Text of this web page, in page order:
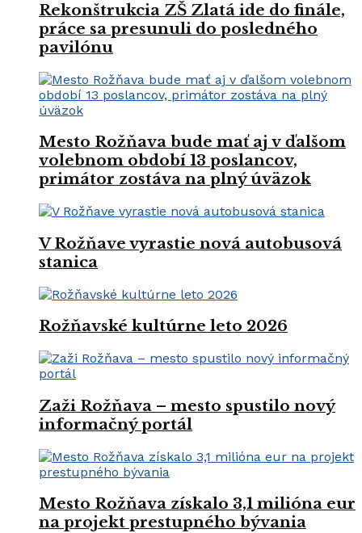
Rekonštrukcia ZŠ Zlatá ide do finále,
práce sa presunuli do posledného
pavilónu
Mesto Rožňava bude mať aj v ďalšom
volebnom období 13 poslancov,
primátor zostáva na plný úväzok
V Rožňave vyrastie nová autobusová
stanica
Rožňavské kultúrne leto 2026
Zaži Rožňava – mesto spustilo nový
informačný portál
Mesto Rožňava získalo 3,1 milióna eur
na projekt prestupného bývania